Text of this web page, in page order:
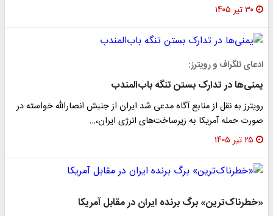
۳۰ تیر ۱۴۰۵
ادعای تلگراف و رویترز:
یمنی‌ها در تدارک بستن تنگه باب‌المندب
رویترز به نقل از منابع آگاه مدعی شد ایران از جنبش انصارالله خواسته در
صورت حمله آمریکا به زیرساخت‌های انرژی ایران،…
۲۵ تیر ۱۴۰۵
«خطرناک‌ترین» برگ برنده ایران در مقابل آمریکا